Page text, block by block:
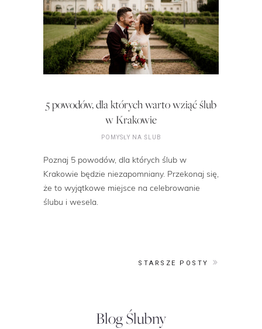
5 powodów, dla których warto wziąć ślub
w Krakowie
POMYSŁY NA ŚLUB
Poznaj 5 powodów, dla których ślub w
Krakowie będzie niezapomniany. Przekonaj się,
że to wyjątkowe miejsce na celebrowanie
ślubu i wesela.
STARSZE POSTY
Blog Ślubny